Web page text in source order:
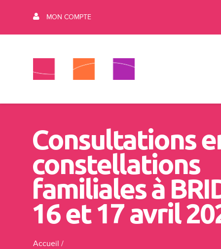
MON COMPTE
Consultations
constellations
familiales à
16 et 17 avril
Accueil /